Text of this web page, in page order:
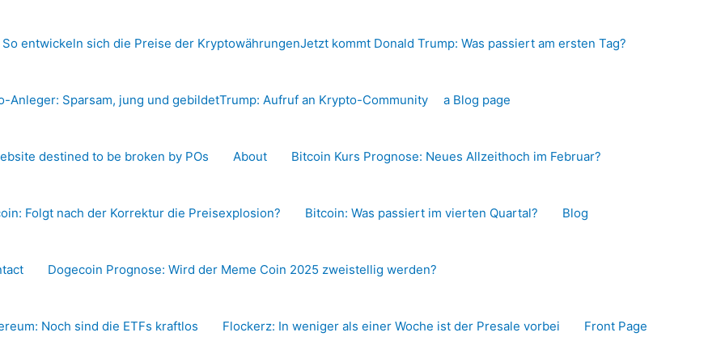
So entwickeln sich die Preise der KryptowährungenJetzt kommt Donald Trump: Was passiert am ersten Tag?
Anleger: Sparsam, jung und gebildetTrump: Aufruf an Krypto-Community a Blog page
destined to be broken by POs About Bitcoin Kurs Prognose: Neues Allzeithoch im Februar?
Folgt nach der Korrektur die Preisexplosion? Bitcoin: Was passiert im vierten Quartal? Blog
Dogecoin Prognose: Wird der Meme Coin 2025 zweistellig werden?
Noch sind die ETFs kraftlos Flockerz: In weniger als einer Woche ist der Presale vorbei Front Page